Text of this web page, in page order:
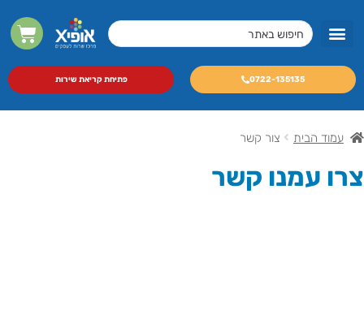
0722-135135 פתיחת קריאת שירות
עמוד הבית צור קשר
צרו עמנו קשר